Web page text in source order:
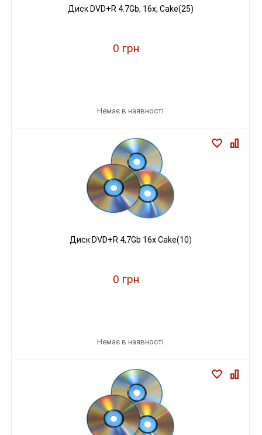
Диск DVD+R 4.7Gb, 16х, Cake(25)
0 грн
Немає в наявності
Диск DVD+R 4,7Gb 16х Cake(10)
0 грн
Немає в наявності